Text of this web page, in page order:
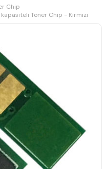
Chip
Toner Chip - Kırmızı